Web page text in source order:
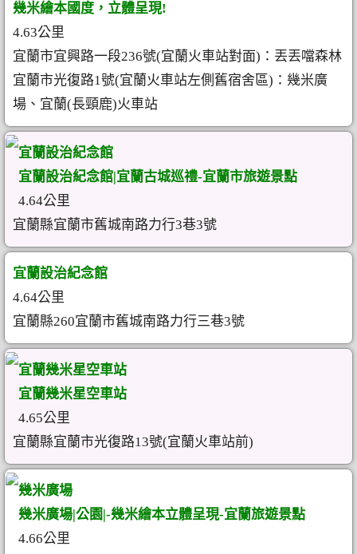
幾米繪本國度，立體呈現!
4.63公里
宜蘭市宜興路一段236號(宜蘭火車站對面)：丟丟噹森林
宜蘭市光復路1號(宜蘭火車站左側舊宿舍區)：幾米廣
場、宜蘭(長頸鹿)火車站
宜蘭設治紀念館
宜蘭設治紀念館|宜蘭古城巡禮-宜蘭市旅遊景點
4.64公里
宜蘭縣宜蘭市舊城南路力行3巷3號
宜蘭設治紀念館
4.64公里
宜蘭縣260宜蘭市舊城南路力行三巷3號
宜蘭幾米星空車站
宜蘭幾米星空車站
4.65公里
宜蘭縣宜蘭市光復路13號(宜蘭火車站前)
幾米廣場
幾米廣場|公園|-幾米繪本立體呈現-宜蘭旅遊景點
4.66公里